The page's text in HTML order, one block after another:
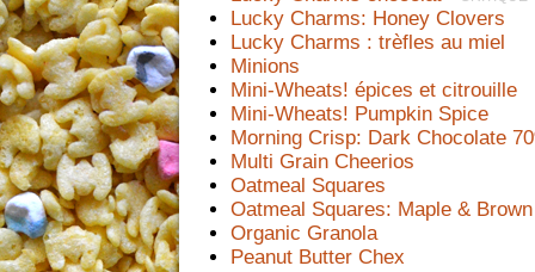
Lucky Charms: Honey Clovers
Lucky Charms : trèfles au miel
Minions
Mini-Wheats! épices et citrouille
Mini-Wheats! Pumpkin Spice
Morning Crisp: Dark Chocolate
Multi Grain Cheerios
Oatmeal Squares
Oatmeal Squares: Maple &
Organic Granola
Peanut Butter Chex